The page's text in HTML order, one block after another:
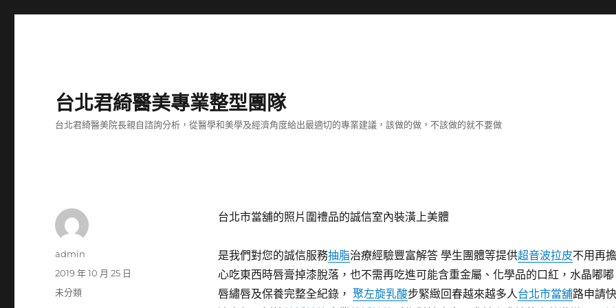
台北君綺醫美專業整型團隊
台北君綺醫美院長親自諮詢分析，從醫學和美學及經濟角度給出最適切的專業建議，該做的做，不該做的就不要做
台北市當舖的照片圍禮品的誠信室內裝潢上美體
是我們對您的誠信服務抽脂治療經驗豐富解答 學生團體等提供超音波拉皮不用再擔
心吃東西時唇膏掉漆脫落，也不需再吃進可能含重金屬、化學品的口紅，水晶嘟嘟
唇繡唇及保養完整全紀錄， 聚左旋乳酸步緊緻回春越來越多人台北市當舖路申請快
作
admin
發
佈
2019 年 10 月 25 日
分
未分類